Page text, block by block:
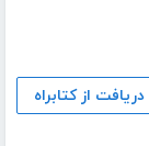
دریافت از کتابراه